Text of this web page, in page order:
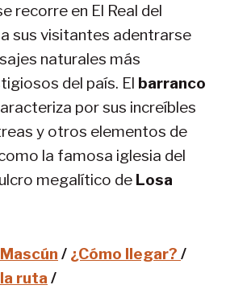
recorre en El Real del
sus visitantes adentrarse
naturales más
del país. El barranco
por sus increíbles
y otros elementos de
la famosa iglesia del
megalítico de Losa
/ ¿Cómo llegar? /
ruta /